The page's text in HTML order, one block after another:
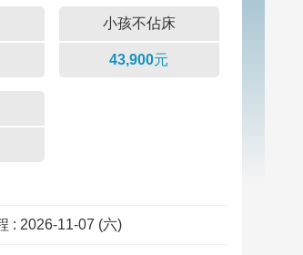
小孩不佔床
43,900元
: 2026-11-07 (六)